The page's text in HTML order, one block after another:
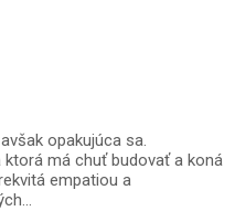
opakujúca sa.
ktorá má chuť budovať a koná
empatiou a